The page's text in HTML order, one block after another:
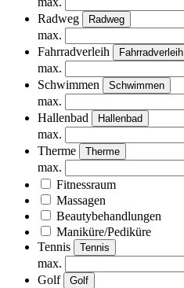
Radweg
Radweg
max.
Fahrradverleih
Fahrradverleih
max.
Schwimmen
Schwimmen
max.
Hallenbad
Hallenbad
max.
Therme
Therme
max.
Fitnessraum
Massagen
Beautybehandlungen
Maniküre/Pediküre
Tennis
Tennis
max.
Golf
Golf